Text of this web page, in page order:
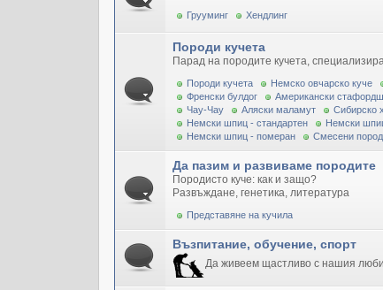
Грууминг Хендлинг
Породи кучета
Парад на породите кучета,
Породи кучета Немско овчарско куче
Френски булдог
Американски
Чау-Чау
Аляски маламут Сибирско
Немски шпиц - стандартен
Немски
Немски шпиц - померан
Смесени
Да пазим и развиваме породите
Породисто куче: как и защо?
Развъждане, генетика, литература
Представяне на кучила
Възпитание, обучение, спорт
Да живеем щастливо с нашия